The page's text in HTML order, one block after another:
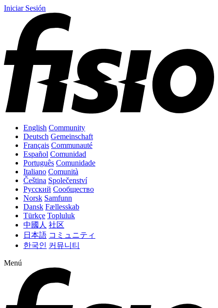
Iniciar Sesión
English Community
Deutsch Gemeinschaft
Français Communauté
Español Comunidad
Português Comunidade
Italiano Comunità
Čeština Společenství
Русский Сообщество
Norsk Samfunn
Dansk Fællesskab
Türkçe Topluluk
中國人 社区
日本語 コミュニティ
한국인 커뮤니티
Menú